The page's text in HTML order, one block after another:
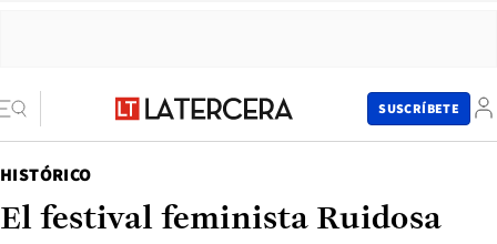
SUSCRÍBETE
HISTÓRICO
El festival feminista Ruidosa